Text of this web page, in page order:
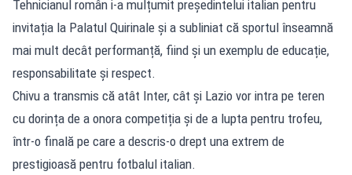
Tehnicianul român i-a mulțumit președintelui italian pentru
invitația la Palatul Quirinale și a subliniat că sportul înseamnă
mai mult decât performanță, fiind și un exemplu de educație,
responsabilitate și respect.
Chivu a transmis că atât Inter, cât și Lazio vor intra pe teren
cu dorința de a onora competiția și de a lupta pentru trofeu,
într-o finală pe care a descris-o drept una extrem de
prestigioasă pentru fotbalul italian.